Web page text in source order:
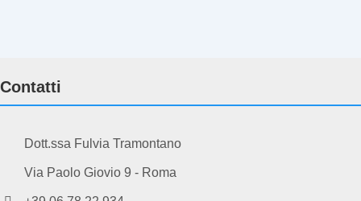
Contatti
Dott.ssa Fulvia Tramontano
Via Paolo Giovio 9 - Roma